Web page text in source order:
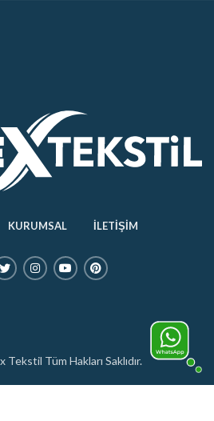
KURUMSAL İLETİŞİM
Tüm Hakları Saklıdır.